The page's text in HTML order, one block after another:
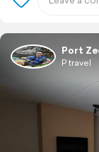
Port
P travel